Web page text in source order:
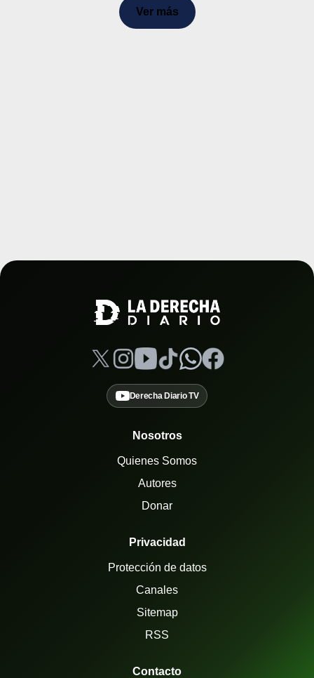
Ver más
Derecha Diario TV
Nosotros
Quienes Somos
Autores
Donar
Privacidad
Protección de datos
Canales
Sitemap
RSS
Contacto